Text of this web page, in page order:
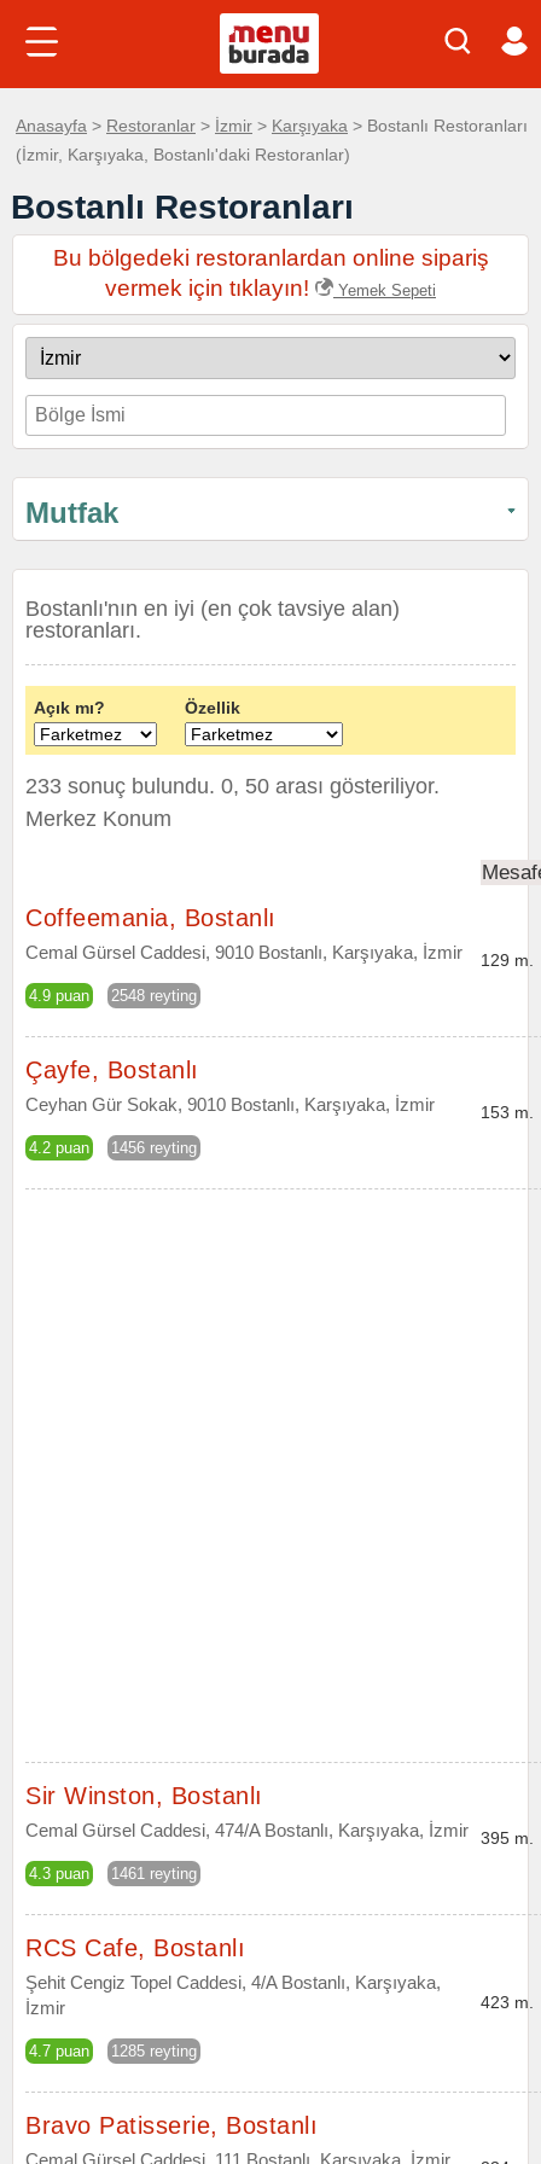
Anasayfa > Restoranlar > İzmir > Karşıyaka > Bostanlı Restoranları
(İzmir, Karşıyaka, Bostanlı'daki Restoranlar)
Bostanlı Restoranları
Bu bölgedeki restoranlardan online sipariş
vermek için tıklayın!
Yemek Sepeti
Mutfak
Bostanlı'nın en iyi (en çok tavsiye alan)
restoranları.
Açık mı? Özellik
233 sonuç bulundu. 0, 50 arası gösteriliyor.
Merkez Konum
Coffeemania, Bostanlı
Cemal Gürsel Caddesi, 9010 Bostanlı, Karşıyaka, İzmir
4.9 puan 2548 reyting
129 m.
Çayfe, Bostanlı
Ceyhan Gür Sokak, 9010 Bostanlı, Karşıyaka, İzmir
4.2 puan 1456 reyting
153 m.
Sir Winston, Bostanlı
Cemal Gürsel Caddesi, 474/A Bostanlı, Karşıyaka, İzmir
4.3 puan 1461 reyting
395 m.
RCS Cafe, Bostanlı
Şehit Cengiz Topel Caddesi, 4/A Bostanlı, Karşıyaka,
İzmir
4.7 puan 1285 reyting
423 m.
Bravo Patisserie, Bostanlı
Cemal Gürsel Caddesi, 111 Bostanlı, Karşıyaka, İzmir